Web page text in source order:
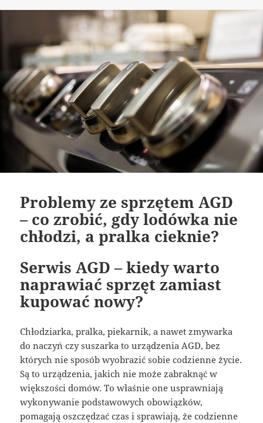
Problemy ze sprzętem AGD
– co zrobić, gdy lodówka nie
chłodzi, a pralka cieknie?
Serwis AGD – kiedy warto
naprawiać sprzęt zamiast
kupować nowy?
Chłodziarka, pralka, piekarnik, a nawet zmywarka
do naczyń czy suszarka to urządzenia AGD, bez
których nie sposób wyobrazić sobie codzienne życie.
Są to urządzenia, jakich nie może zabraknąć w
większości domów. To właśnie one usprawniają
wykonywanie podstawowych obowiązków,
pomagają oszczędzać czas i sprawiają, że codzienne